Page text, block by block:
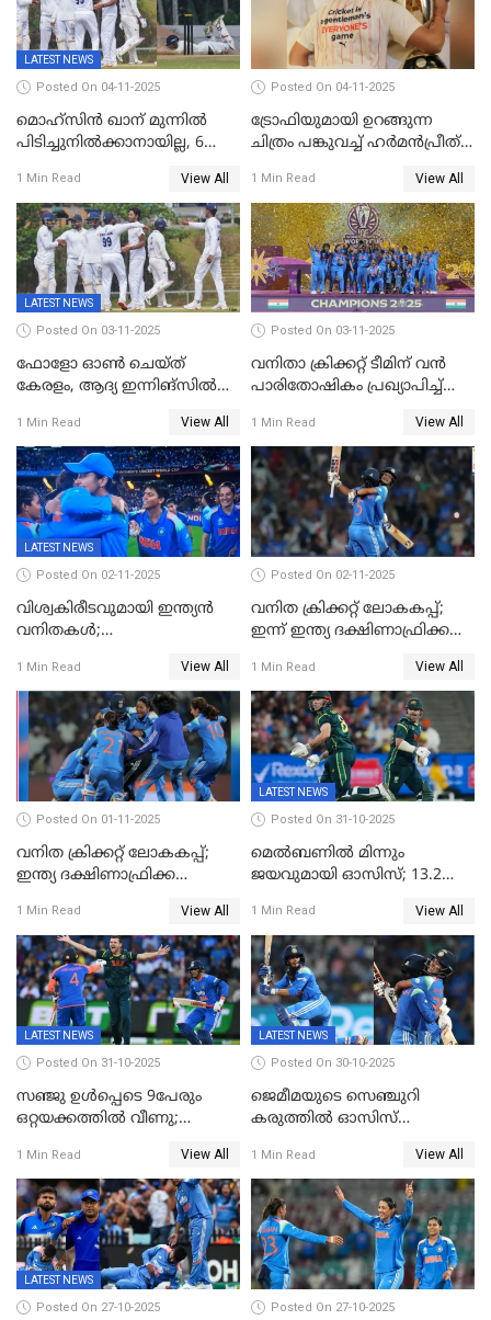
LATEST NEWS
Posted On 04-11-2025
മൊഹ്സിൻ ഖാന് മുന്നിൽ
പിടിച്ചുനിൽക്കാനായില്ല, 6
കേരളത്തിന് ഇന്നിംഗ്സ്
തോല്‍വി
1 Min Read View All
Posted On 04-11-2025
ട്രോഫിയുമായി ഉറങ്ങുന്ന
ചിത്രം പങ്കുവച്ച് ഹര്‍മന്‍പ്രീത്
1 Min Read View All
LATEST NEWS
Posted On 03-11-2025
ഫോളോ ഓൺ ചെയ്ത്
കേരളം, ആദ്യ ഇന്നിങ്സിൽ
രഞ്ജിയിൽ കർണാടകയ്ക്ക്
കൂറ്റൻ ലീഡ്
1 Min Read View All
Posted On 03-11-2025
വനിതാ ക്രിക്കറ്റ് ടീമിന് വൻ
പാരിതോഷികം പ്രഖ്യാപിച്ച്
1 Min Read View All
LATEST NEWS
Posted On 02-11-2025
വിശ്വകിരീടവുമായി ഇന്ത്യൻ
വനിതകൾ;
ഇന്ത്യയ്ക്ക് വനിതാ ക്രിക്കറ്റ്
ലോകകപ്പ്
1 Min Read View All
Posted On 02-11-2025
വനിത ക്രിക്കറ്റ് ലോകകപ്പ്;
ഇന്ന് ഇന്ത്യ ദക്ഷിണാഫ്രിക്ക
1 Min Read View All
Posted On 01-11-2025
വനിത ക്രിക്കറ്റ് ലോകകപ്പ്;
ഇന്ത്യ ദക്ഷിണാഫ്രിക്ക
1 Min Read View All
LATEST NEWS
Posted On 31-10-2025
മെൽബണിൽ മിന്നും
ജയവുമായി ഓസിസ്; 13.2
പരമ്പരയിൽ ലീഡ്
1 Min Read View All
LATEST NEWS
Posted On 31-10-2025
സഞ്ജു ഉൾപ്പെടെ 9പേരും
ഒറ്റയക്കത്തിൽ വീണു;
ഹര്‍ഷിതും മാത്രം;
മെല്‍ബണില്‍
ഇന്ത്യയ്‌ക്കെതിരെ ഓസീസ്
ലക്ഷ്യം 126 റണ്‍സ്
1 Min Read View All
LATEST NEWS
Posted On 30-10-2025
ജെമീമയുടെ സെഞ്ചുറി
കരുത്തിൽ ഓസിസ്
തകർന്നു; അഞ്ച് വിക്കറ്റ്
ജയവുമായി ഇന്ത്യൻ
വനിതകൾ ലോകകപ്പ്
കലാശപ്പോരിന്
1 Min Read View All
LATEST NEWS
Posted On 27-10-2025 Posted On 27-10-2025